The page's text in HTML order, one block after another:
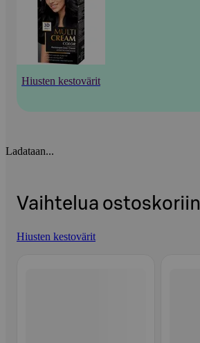
Hiusten kestovärit
Ladataan...
Vaihtelua ostoskoriin
Hiusten kestovärit